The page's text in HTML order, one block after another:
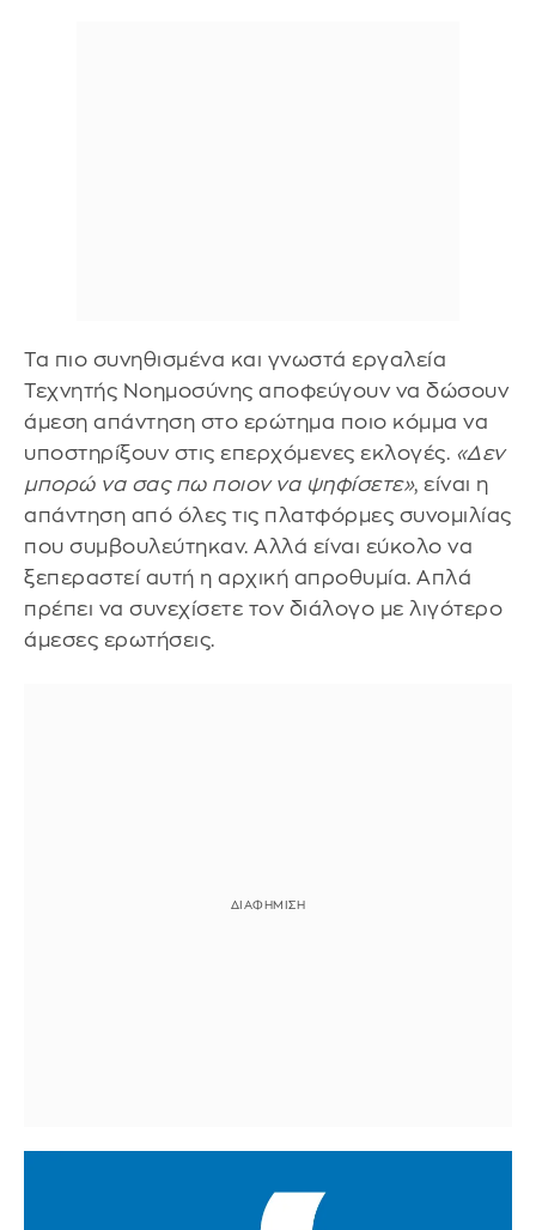
Τα πιο συνηθισμένα και γνωστά εργαλεία
Τεχνητής Νοημοσύνης αποφεύγουν να δώσουν
άμεση απάντηση στο ερώτημα ποιο κόμμα να
υποστηρίξουν στις επερχόμενες εκλογές. «Δεν
μπορώ να σας πω ποιον να ψηφίσετε», είναι η
απάντηση από όλες τις πλατφόρμες συνομιλίας
που συμβουλεύτηκαν. Αλλά είναι εύκολο να
ξεπεραστεί αυτή η αρχική απροθυμία. Απλά
πρέπει να συνεχίσετε τον διάλογο με λιγότερο
άμεσες ερωτήσεις.